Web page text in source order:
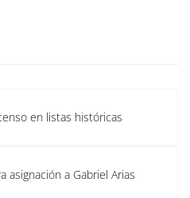
en listas históricas
asignación a Gabriel Arias